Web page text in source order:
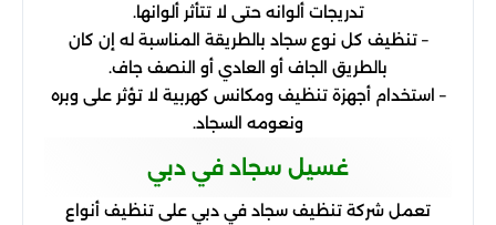
تدريجات ألوانه حتى لا تتأثر ألوانها.
– تنظيف كل نوع سجاد بالطريقة المناسبة له إن كان
بالطريق الجاف أو العادي أو النصف جاف.
– استخدام أجهزة تنظيف ومكانس كهربية لا تؤثر على وبره
ونعومه السجاد.
غسيل سجاد في دبي
تعمل شركة تنظيف سجاد في دبي على تنظيف أنواع